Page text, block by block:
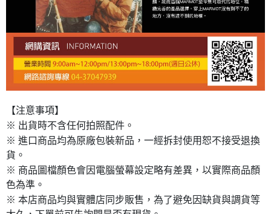
【注意事項】
※ 出貨時不含任何拍照配件。
※ 進口商品均為原廠包裝新品，一經拆封使用恕不接受退換
貨。
※ 商品圖檔顏色會因電腦螢幕設定略有差異，以實際商品顏
色為準。
※ 本店商品均與實體店同步販售，為了避免因缺貨與調貨等